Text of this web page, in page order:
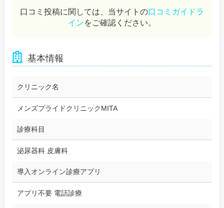
口コミ投稿に関しては、当サイトの口コミガイドラ
インをご確認ください。
基本情報
クリニック名
メンズプライドクリニックMITA
診療科目
泌尿器科 皮膚科
導入オンライン診療アプリ
アプリ不要 電話診療